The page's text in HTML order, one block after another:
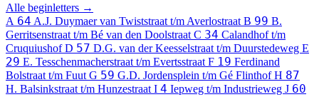
Alle beginletters →
A 64 A.J. Duymaer van Twiststraat t/m Averlostraat B 99 B.
Gerritsenstraat t/m Bé van den Doolstraat C 34 Calandhof t/m
CruquiushofD 57 D.G. van der Keesselstraat t/m Duurstedeweg E
29 E. Tesschenmacherstraat t/m Evertsstraat F 19 Ferdinand
Bolstraat t/m Fuut G 59 G.D. Jordensplein t/m Gé FlinthofH 87
H. Balsinkstraat t/m Hunzestraat I 4 Iepweg t/m Industrieweg J 60